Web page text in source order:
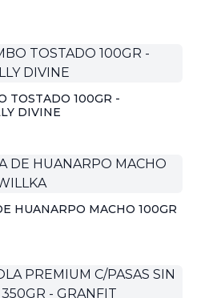
TOSTADO 100GR -
DIVINE
HUANARPO MACHO 100GR